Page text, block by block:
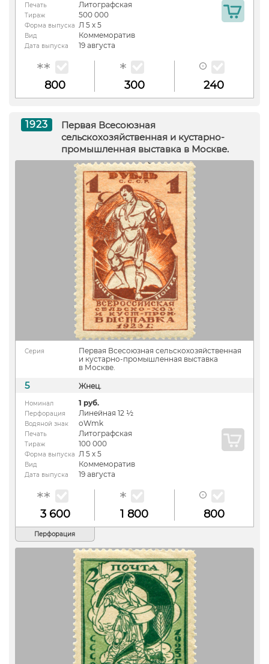
Печать Литографская
Тираж 500 000
Форма выпуска Л 5 х 5
Вид Коммеморатив
Дата выпуска 19 августа
800 300 240
1923
Первая Всесоюзная
сельскохозяйственная и кустарно-
промышленная выставка в Москве.
Серия
Первая Всесоюзная сельскохозяйственная
и кустарно-промышленная выставка
в Москве.
5 Жнец.
Номинал 1 руб.
Перфорация Линейная 12 ½
Водяной знак oWmk
Печать Литографская
Тираж 100 000
Форма выпуска Л 5 х 5
Вид Коммеморатив
Дата выпуска 19 августа
3 600 1 800 800
Перфорация